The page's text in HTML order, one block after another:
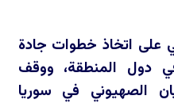
على اتخاذ خطوات جادة
في دول المنطقة، ووقف
الصهيوني في سوريا